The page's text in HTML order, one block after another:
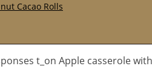
Cacao Rolls
t_on Apple casserole